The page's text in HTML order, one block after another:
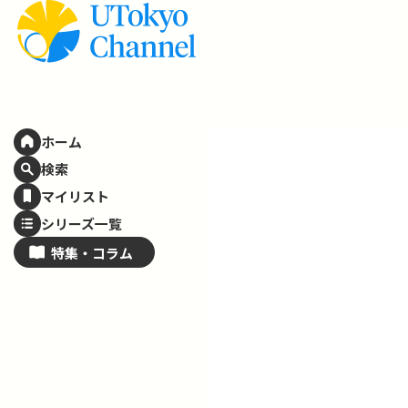
ホーム
検索
マイリスト
シリーズ一覧
特集・ コラム